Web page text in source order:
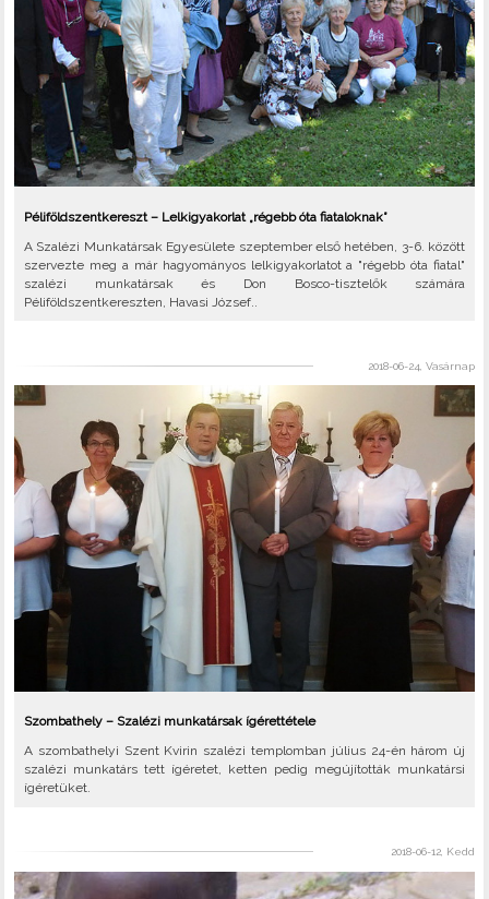
Péliföldszentkereszt – Lelkigyakorlat „régebb óta fiataloknak”
A Szalézi Munkatársak Egyesülete szeptember első hetében, 3-6. között
szervezte meg a már hagyományos lelkigyakorlatot a "régebb óta fiatal"
szalézi munkatársak és Don Bosco-tisztelők számára
Péliföldszentkereszten, Havasi József..
2018-06-24, Vasárnap
Szombathely – Szalézi munkatársak ígérettétele
A szombathelyi Szent Kvirin szalézi templomban július 24-én három új
szalézi munkatárs tett ígéretet, ketten pedig megújították munkatársi
ígéretüket.
2018-06-12, Kedd